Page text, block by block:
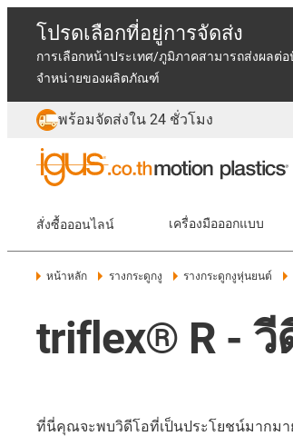
โปรดเลือกที่อยู่การจัดส่ง
การเลือกหน้าประเทศ/ภูมิภาคสามารถส่งผลต่
จำหน่ายของผลิตภัณฑ์
พร้อมจัดส่งใน 24 ชั่วโมง
สั่งซื้อออนไลน์ เครื่องมือออกแบบ
หน้าหลัก รางกระดูกงู รางกระดูกงูหุ่นยนต์
triflex® R - วี
ที่นี่คุณจะพบวิดีโอที่เป็นประโยชน์มากมาย